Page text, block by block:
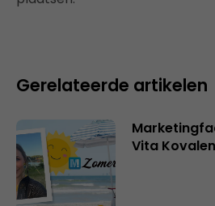
Gerelateerde artikelen
Vita